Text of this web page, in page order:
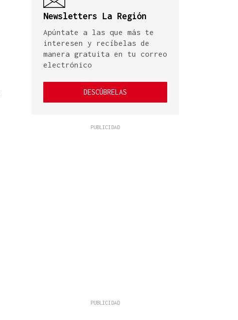
Newsletters La Región
Apúntate a las que más te
interesen y recíbelas de
manera gratuita en tu correo
electrónico
DESCÚBRELAS